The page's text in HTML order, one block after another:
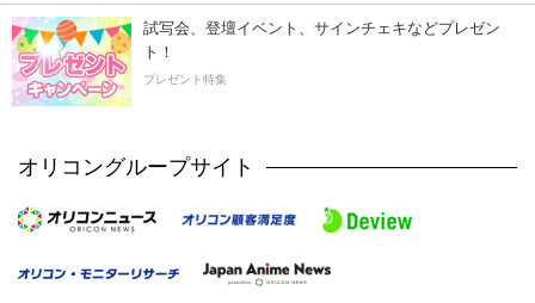
試写会、登壇イベント、サインチェキなどプレゼン
ト！
プレゼント特集
オリコングループサイト